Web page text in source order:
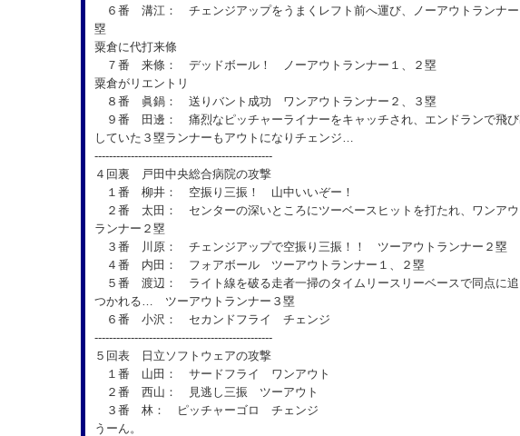
６番 溝江： チェンジアップをうまくレフト前へ運び、ノーアウトランナ
塁
粟倉に代打来條
７番 来條： デッドボール！ ノーアウトランナー１、２塁
粟倉がリエントリ
８番 眞鍋： 送りバント成功 ワンアウトランナー２、３塁
９番 田邊： 痛烈なピッチャーライナーをキャッチされ、エンドランで飛
していた３塁ランナーもアウトになりチェンジ…
-------------------------------------------------
４回裏 戸田中央総合病院の攻撃
１番 柳井： 空振り三振！ 山中いいぞー！
２番 太田： センターの深いところにツーベースヒットを打たれ、ワンア
ランナー２塁
３番 川原： チェンジアップで空振り三振！！ ツーアウトランナー２塁
４番 内田： フォアボール ツーアウトランナー１、２塁
５番 渡辺： ライト線を破る走者一掃のタイムリースリーベースで同点に
つかれる… ツーアウトランナー３塁
６番 小沢： セカンドフライ チェンジ
-------------------------------------------------
５回表 日立ソフトウェアの攻撃
１番 山田： サードフライ ワンアウト
２番 西山： 見逃し三振 ツーアウト
３番 林： ピッチャーゴロ チェンジ
うーん。